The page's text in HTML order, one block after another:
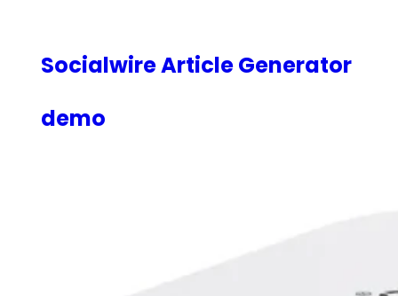
Socialwire Article Generator
demo